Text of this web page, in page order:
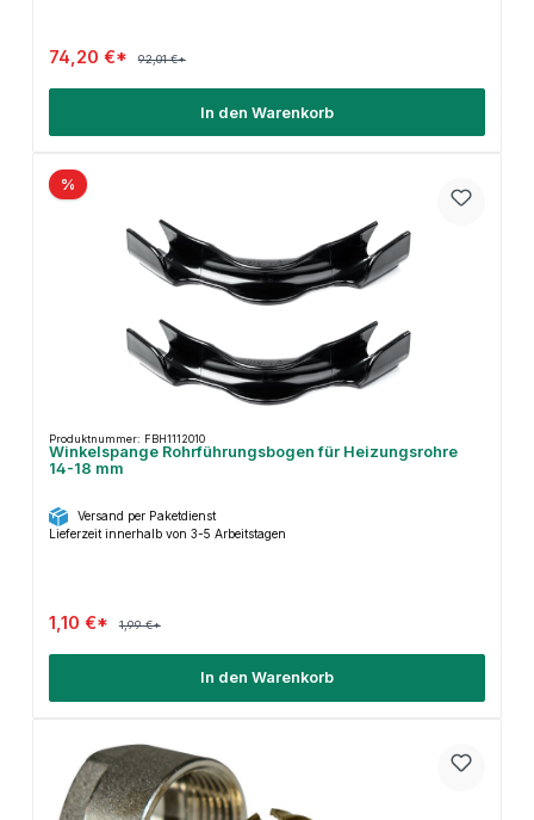
74,20 €* 92,01 €*
In den Warenkorb
%
Produktnummer: FBH1112010
Winkelspange Rohrführungsbogen für Heizungsrohre
14-18 mm
Versand per Paketdienst
Lieferzeit innerhalb von 3-5 Arbeitstagen
1,10 €* 1,99 €*
In den Warenkorb